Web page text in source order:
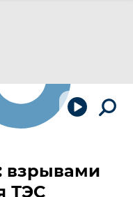
взрывами
ТЭС